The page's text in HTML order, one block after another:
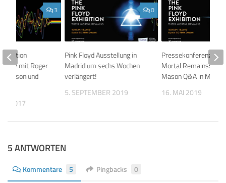
0
Pink Floyd Ausstellung in
Madrid um sechs Wochen
verlängert!
5. SEPTEMBER 2019
Pressekonferenz
Mortal Remains: Nick
Mason Q&A in Madrid
16. MAI 2019
3
mit Roger
Mason und
2017
5 ANTWORTEN
Kommentare 5 Pingbacks 0